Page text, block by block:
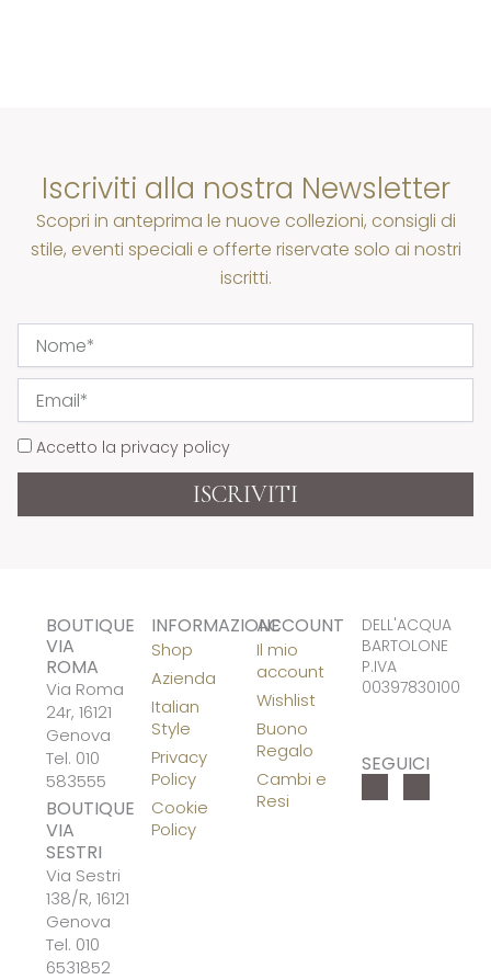
Iscriviti alla nostra Newsletter
Scopri in anteprima le nuove collezioni, consigli di
stile, eventi speciali e offerte riservate solo ai nostri
iscritti.
Privacy
Accetto la privacy policy
ISCRIVITI
BOUTIQUE
VIA
ROMA
Via Roma
24r, 16121
Genova
Tel. 010
583555
BOUTIQUE
VIA
SESTRI
Via Sestri
138/R, 16121
Genova
Tel. 010
6531852
INFORMAZIONE
Shop
Azienda
Italian
Style
Privacy
Policy
Cookie
Policy
ACCOUNT
Il mio
account
Wishlist
Buono
Regalo
Cambi e
Resi
DELL'ACQUA
BARTOLONE
P.IVA
00397830100
SEGUICI
F
c
I
s